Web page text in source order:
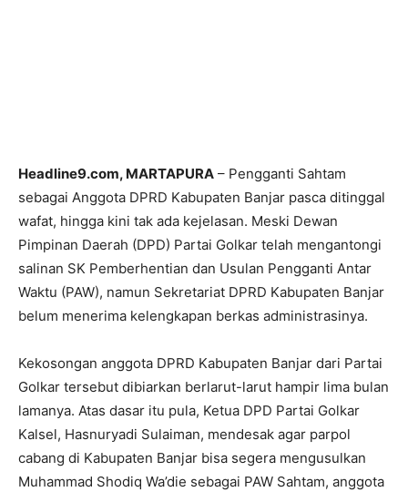
Headline9.com, MARTAPURA – Pengganti Sahtam
sebagai Anggota DPRD Kabupaten Banjar pasca ditinggal
wafat, hingga kini tak ada kejelasan. Meski Dewan
Pimpinan Daerah (DPD) Partai Golkar telah mengantongi
salinan SK Pemberhentian dan Usulan Pengganti Antar
Waktu (PAW), namun Sekretariat DPRD Kabupaten Banjar
belum menerima kelengkapan berkas administrasinya.
Kekosongan anggota DPRD Kabupaten Banjar dari Partai
Golkar tersebut dibiarkan berlarut-larut hampir lima bulan
lamanya. Atas dasar itu pula, Ketua DPD Partai Golkar
Kalsel, Hasnuryadi Sulaiman, mendesak agar parpol
cabang di Kabupaten Banjar bisa segera mengusulkan
Muhammad Shodiq Wa’die sebagai PAW Sahtam, anggota